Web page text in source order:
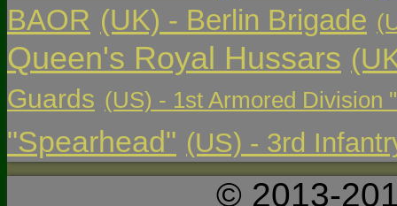
BAOR (UK) - Berlin Brigade
Queen's Royal Hussars
Guards (US) - 1st Armored Division
"Spearhead" (US) - 3rd
© 2013-